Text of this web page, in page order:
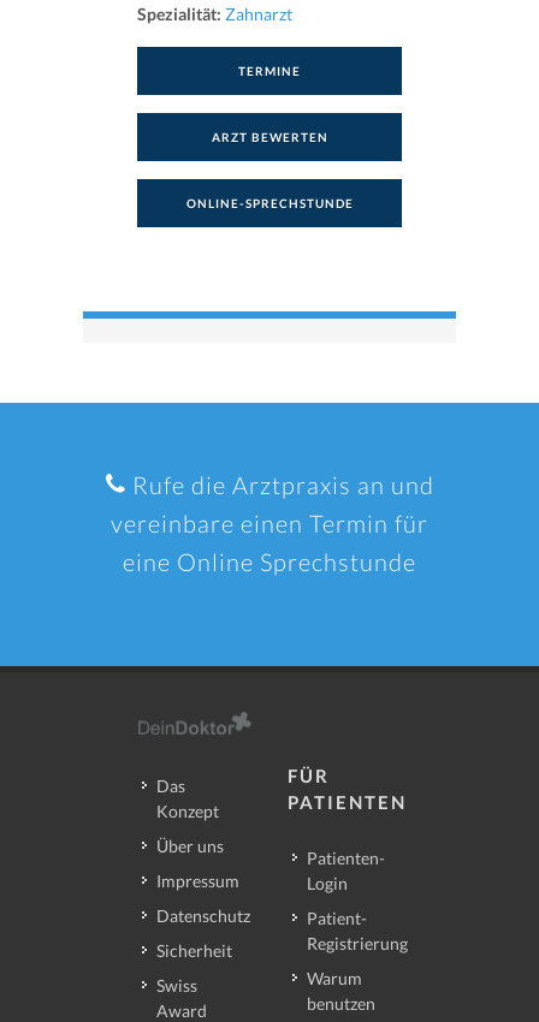
Spezialität: Zahnarzt
TERMINE
ARZT BEWERTEN
ONLINE-SPRECHSTUNDE
Rufe die Arztpraxis an und
vereinbare einen Termin für
eine Online Sprechstunde
Das
Konzept
Über uns
Impressum
Datenschutz
Sicherheit
Swiss
Award
FÜR
PATIENTEN
Patienten-
Login
Patient-
Registrierung
Warum
benutzen